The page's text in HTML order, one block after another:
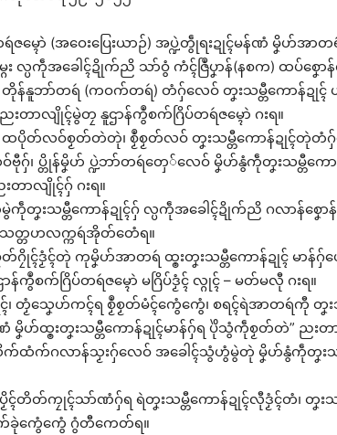
မ္ၚောဲ (အဝေးပြေးယာဉ်) အပ္ဍဲတွဵုရးဍုၚ်မန်ဏံ မၞိဟ်အာ
ဂး လ္ပကဵုအခေါၚ်ဍိုက်ညိ သာ်ဝွံ ကံၚ်ဇြဳပၞာန်(နစက) ထပ်
နူဘာ်တရဴ (ကဝက်တရဴ) တံဂှ်လေဝ် တၞးသမ္တီကောန်ဍုၚ် ဟွံ
တာလျိုၚ်မွဲတၠ နူဌာန်ကွဳစက်ဂြိပ်တရဴဇမ္ၚောဲ ဂးရ။
ထပိုတ်လဝ်စၟတ်တဲတုဲ၊ စၟဳစၟတ်လဝ် တၞးသမ္တီကောန်ဍုၚ်တုဲတံဂှ်
ဗီုဂှ်၊ ပ္တိုန်မၞိဟ် ပ္ဍဲဘာ်တရဴတှေ်လေဝ် မၞိဟ်နွံကဵုတၞးသမ္တီက
ာလျိုၚ်ဂှ် ဂးရ။
တၞးသမ္တီကောန်ဍုၚ်ဂှ် လ္ပကဵုအခေါၚ်ဍိုက်ညိ ဂလာန်စၞော
တ္တဟလက္ကရဴအိုတ်တေံရ။
တ်ဂၠိုၚ်ဒၟံၚ်တုဲ ကုမၞိဟ်အာတရဴ ထ္ၜးတၞးသမ္တီကောန်ဍုၚ် မာ
န်ကွဳစက်ဂြိပ်တရဴဇမ္ၚောဲ မဂြိပ်ဒၟံၚ် လ္ဂုၚ် – မတ်မလီု ဂးရ။
တၟံသၞေဟ်ကၚ်ရ စၟဳစၟတ်မံၚ်ကွေံကွေံ၊ စရၚ်ရဲအာတရဴကီု တၞး
ဟ်ထ္ၜးတၞးသမ္တီကောန်ဍုၚ်မာန်ဂှ်ရ ပိုဲသွံကဵုစၟတ်တဲ” ညးတာ
ထံက်ဂလာန်သၟးဂှ်လေဝ် အခေါၚ်သွံဟွံမွဲတုဲ မၞိဟ်နွံကဵုတၞးသ
ၚ်တိတ်ကၠုၚ်သာ်ဏံဂှ်ရ ရဲတၞးသမ္တီကောန်ဍုၚ်လီုဒၟံၚ်တံ၊ တၞး
ခုဲကွေံကွေံ ဂွံတီကေတ်ရ။